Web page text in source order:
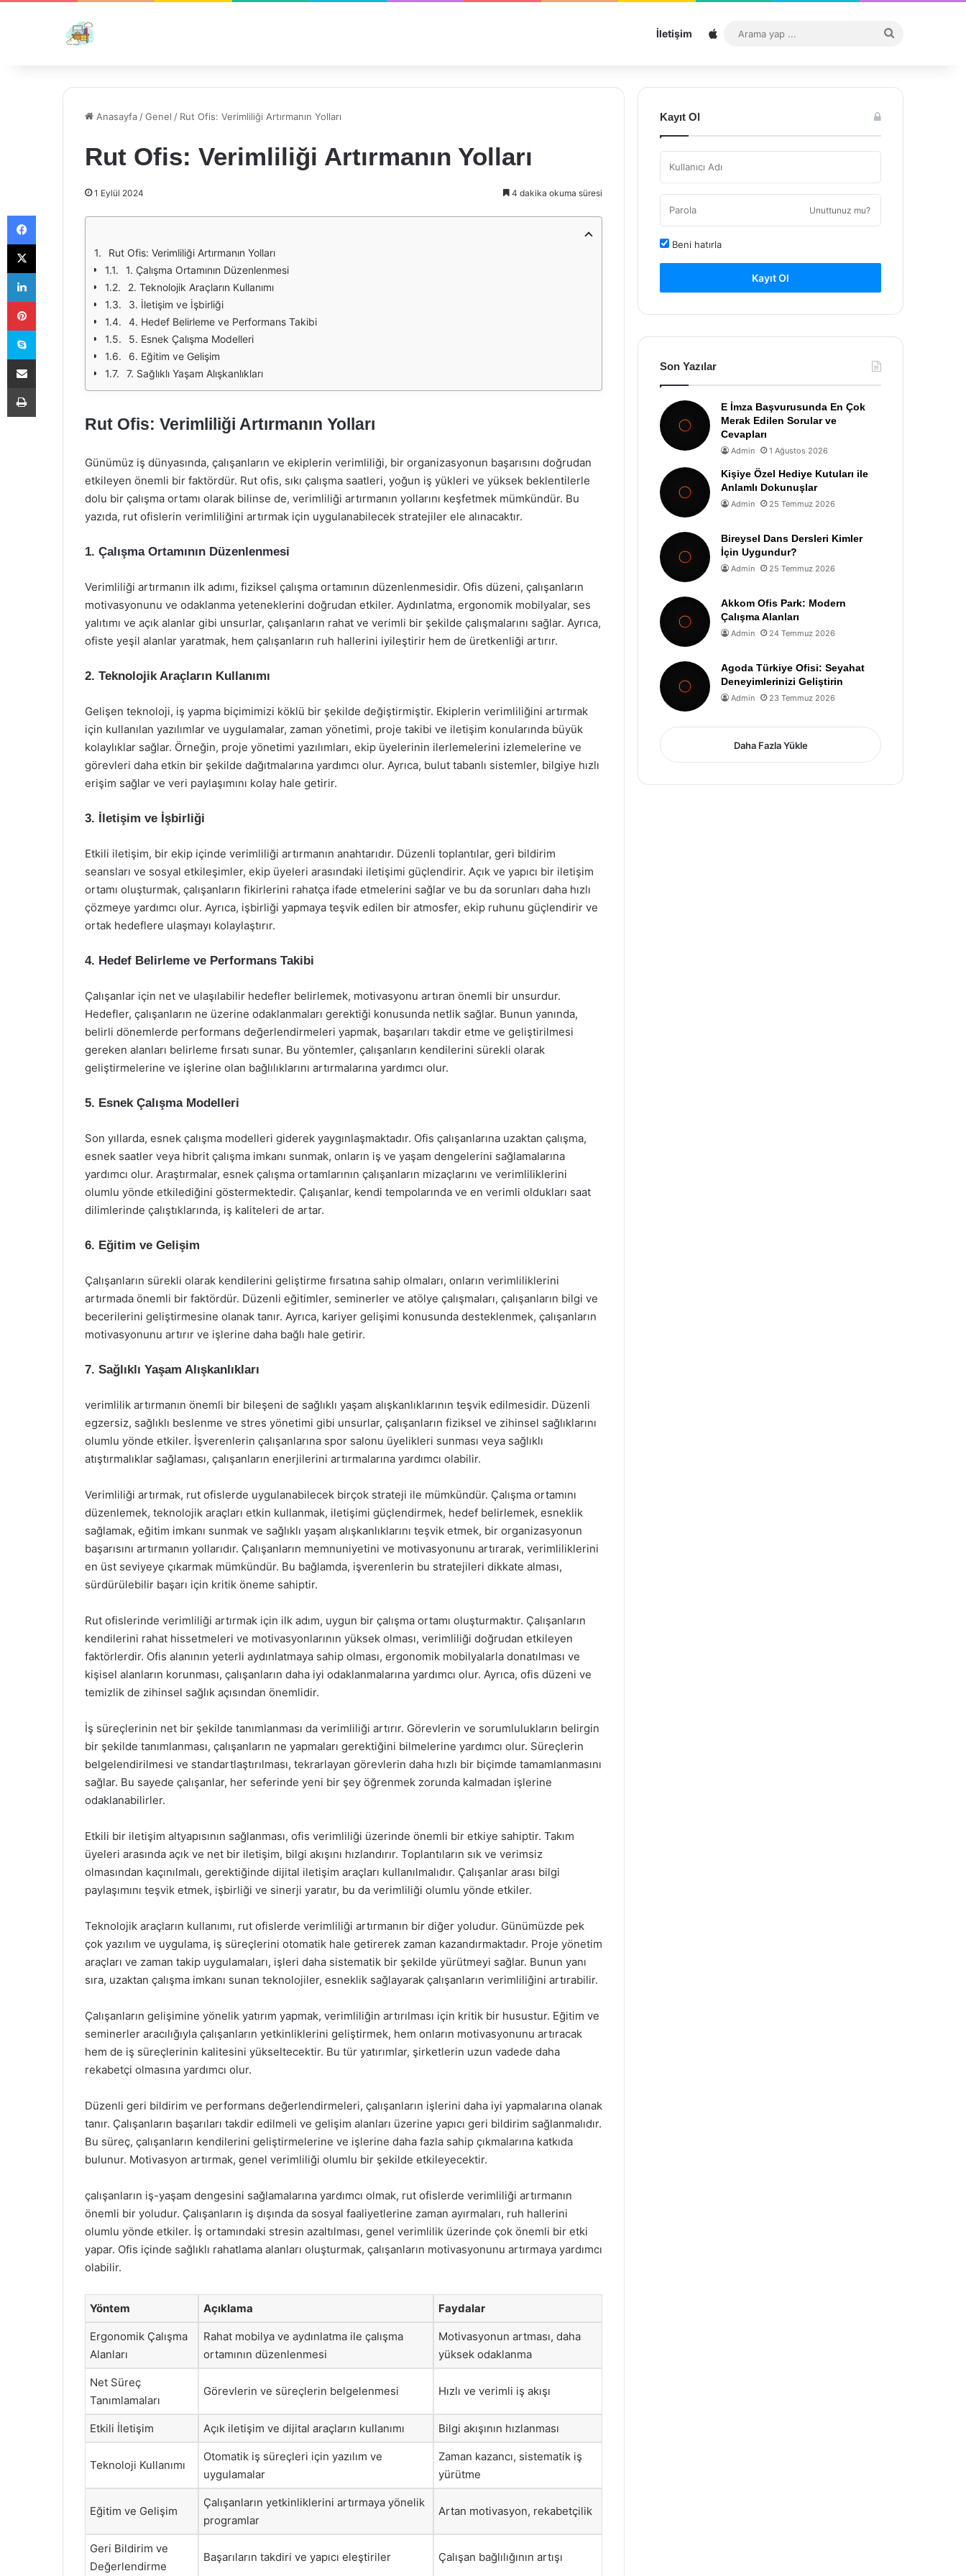
İletişim Sitemap
...
Anasayfa /Genel / Rut Ofis: Verimliliği Artırmanın Yolları
Rut Ofis: Verimliliği Artırmanın Yolları
1 Eylül 2024 4 dakika okuma süresi
Rut Ofis: Verimliliği Artırmanın Yolları
1. Çalışma Ortamının Düzenlenmesi
2. Teknolojik Araçların Kullanımı
3. İletişim ve İşbirliği
4. Hedef Belirleme ve Performans Takibi
5. Esnek Çalışma Modelleri
6. Eğitim ve Gelişim
7. Sağlıklı Yaşam Alışkanlıkları
Rut Ofis: Verimliliği Artırmanın Yolları
Günümüz iş dünyasında, çalışanların ve ekiplerin verimliliği, bir organizasyonun başarısını doğrudan
etkileyen önemli bir faktördür. Rut ofis, sıkı çalışma saatleri, yoğun iş yükleri ve yüksek beklentilerle
dolu bir çalışma ortamı olarak bilinse de, verimliliği artırmanın yollarını keşfetmek mümkündür. Bu
yazıda, rut ofislerin verimliliğini artırmak için uygulanabilecek stratejiler ele alınacaktır.
1. Çalışma Ortamının Düzenlenmesi
Verimliliği artırmanın ilk adımı, fiziksel çalışma ortamının düzenlenmesidir. Ofis düzeni, çalışanların
motivasyonunu ve odaklanma yeteneklerini doğrudan etkiler. Aydınlatma, ergonomik mobilyalar, ses
yalıtımı ve açık alanlar gibi unsurlar, çalışanların rahat ve verimli bir şekilde çalışmalarını sağlar. Ayrıca,
ofiste yeşil alanlar yaratmak, hem çalışanların ruh hallerini iyileştirir hem de üretkenliği artırır.
2. Teknolojik Araçların Kullanımı
Gelişen teknoloji, iş yapma biçimimizi köklü bir şekilde değiştirmiştir. Ekiplerin verimliliğini artırmak
için kullanılan yazılımlar ve uygulamalar, zaman yönetimi, proje takibi ve iletişim konularında büyük
kolaylıklar sağlar. Örneğin, proje yönetimi yazılımları, ekip üyelerinin ilerlemelerini izlemelerine ve
görevleri daha etkin bir şekilde dağıtmalarına yardımcı olur. Ayrıca, bulut tabanlı sistemler, bilgiye hızlı
erişim sağlar ve veri paylaşımını kolay hale getirir.
3. İletişim ve İşbirliği
Etkili iletişim, bir ekip içinde verimliliği artırmanın anahtarıdır. Düzenli toplantılar, geri bildirim
seansları ve sosyal etkileşimler, ekip üyeleri arasındaki iletişimi güçlendirir. Açık ve yapıcı bir iletişim
ortamı oluşturmak, çalışanların fikirlerini rahatça ifade etmelerini sağlar ve bu da sorunları daha hızlı
çözmeye yardımcı olur. Ayrıca, işbirliği yapmaya teşvik edilen bir atmosfer, ekip ruhunu güçlendirir ve
ortak hedeflere ulaşmayı kolaylaştırır.
4. Hedef Belirleme ve Performans Takibi
Çalışanlar için net ve ulaşılabilir hedefler belirlemek, motivasyonu artıran önemli bir unsurdur.
Hedefler, çalışanların ne üzerine odaklanmaları gerektiği konusunda netlik sağlar. Bunun yanında,
belirli dönemlerde performans değerlendirmeleri yapmak, başarıları takdir etme ve geliştirilmesi
gereken alanları belirleme fırsatı sunar. Bu yöntemler, çalışanların kendilerini sürekli olarak
geliştirmelerine ve işlerine olan bağlılıklarını artırmalarına yardımcı olur.
5. Esnek Çalışma Modelleri
Son yıllarda, esnek çalışma modelleri giderek yaygınlaşmaktadır. Ofis çalışanlarına uzaktan çalışma,
esnek saatler veya hibrit çalışma imkanı sunmak, onların iş ve yaşam dengelerini sağlamalarına
yardımcı olur. Araştırmalar, esnek çalışma ortamlarının çalışanların mizaçlarını ve verimliliklerini
olumlu yönde etkilediğini göstermektedir. Çalışanlar, kendi tempolarında ve en verimli oldukları saat
dilimlerinde çalıştıklarında, iş kaliteleri de artar.
6. Eğitim ve Gelişim
Çalışanların sürekli olarak kendilerini geliştirme fırsatına sahip olmaları, onların verimliliklerini
artırmada önemli bir faktördür. Düzenli eğitimler, seminerler ve atölye çalışmaları, çalışanların bilgi ve
becerilerini geliştirmesine olanak tanır. Ayrıca, kariyer gelişimi konusunda desteklenmek, çalışanların
motivasyonunu artırır ve işlerine daha bağlı hale getirir.
7. Sağlıklı Yaşam Alışkanlıkları
verimlilik artırmanın önemli bir bileşeni de sağlıklı yaşam alışkanlıklarının teşvik edilmesidir. Düzenli
egzersiz, sağlıklı beslenme ve stres yönetimi gibi unsurlar, çalışanların fiziksel ve zihinsel sağlıklarını
olumlu yönde etkiler. İşverenlerin çalışanlarına spor salonu üyelikleri sunması veya sağlıklı
atıştırmalıklar sağlaması, çalışanların enerjilerini artırmalarına yardımcı olabilir.
Verimliliği artırmak, rut ofislerde uygulanabilecek birçok strateji ile mümkündür. Çalışma ortamını
düzenlemek, teknolojik araçları etkin kullanmak, iletişimi güçlendirmek, hedef belirlemek, esneklik
sağlamak, eğitim imkanı sunmak ve sağlıklı yaşam alışkanlıklarını teşvik etmek, bir organizasyonun
başarısını artırmanın yollarıdır. Çalışanların memnuniyetini ve motivasyonunu artırarak, verimliliklerini
en üst seviyeye çıkarmak mümkündür. Bu bağlamda, işverenlerin bu stratejileri dikkate alması,
sürdürülebilir başarı için kritik öneme sahiptir.
Rut ofislerinde verimliliği artırmak için ilk adım, uygun bir çalışma ortamı oluşturmaktır. Çalışanların
kendilerini rahat hissetmeleri ve motivasyonlarının yüksek olması, verimliliği doğrudan etkileyen
faktörlerdir. Ofis alanının yeterli aydınlatmaya sahip olması, ergonomik mobilyalarla donatılması ve
kişisel alanların korunması, çalışanların daha iyi odaklanmalarına yardımcı olur. Ayrıca, ofis düzeni ve
temizlik de zihinsel sağlık açısından önemlidir.
İş süreçlerinin net bir şekilde tanımlanması da verimliliği artırır. Görevlerin ve sorumlulukların belirgin
bir şekilde tanımlanması, çalışanların ne yapmaları gerektiğini bilmelerine yardımcı olur. Süreçlerin
belgelendirilmesi ve standartlaştırılması, tekrarlayan görevlerin daha hızlı bir biçimde tamamlanmasını
sağlar. Bu sayede çalışanlar, her seferinde yeni bir şey öğrenmek zorunda kalmadan işlerine
odaklanabilirler.
Etkili bir iletişim altyapısının sağlanması, ofis verimliliği üzerinde önemli bir etkiye sahiptir. Takım
üyeleri arasında açık ve net bir iletişim, bilgi akışını hızlandırır. Toplantıların sık ve verimsiz
olmasından kaçınılmalı, gerektiğinde dijital iletişim araçları kullanılmalıdır. Çalışanlar arası bilgi
paylaşımını teşvik etmek, işbirliği ve sinerji yaratır, bu da verimliliği olumlu yönde etkiler.
Teknolojik araçların kullanımı, rut ofislerde verimliliği artırmanın bir diğer yoludur. Günümüzde pek
çok yazılım ve uygulama, iş süreçlerini otomatik hale getirerek zaman kazandırmaktadır. Proje yönetim
araçları ve zaman takip uygulamaları, işleri daha sistematik bir şekilde yürütmeyi sağlar. Bunun yanı
sıra, uzaktan çalışma imkanı sunan teknolojiler, esneklik sağlayarak çalışanların verimliliğini artırabilir.
Çalışanların gelişimine yönelik yatırım yapmak, verimliliğin artırılması için kritik bir husustur. Eğitim ve
seminerler aracılığıyla çalışanların yetkinliklerini geliştirmek, hem onların motivasyonunu artıracak
hem de iş süreçlerinin kalitesini yükseltecektir. Bu tür yatırımlar, şirketlerin uzun vadede daha
rekabetçi olmasına yardımcı olur.
Düzenli geri bildirim ve performans değerlendirmeleri, çalışanların işlerini daha iyi yapmalarına olanak
tanır. Çalışanların başarıları takdir edilmeli ve gelişim alanları üzerine yapıcı geri bildirim sağlanmalıdır.
Bu süreç, çalışanların kendilerini geliştirmelerine ve işlerine daha fazla sahip çıkmalarına katkıda
bulunur. Motivasyon artırmak, genel verimliliği olumlu bir şekilde etkileyecektir.
çalışanların iş-yaşam dengesini sağlamalarına yardımcı olmak, rut ofislerde verimliliği artırmanın
önemli bir yoludur. Çalışanların iş dışında da sosyal faaliyetlerine zaman ayırmaları, ruh hallerini
olumlu yönde etkiler. İş ortamındaki stresin azaltılması, genel verimlilik üzerinde çok önemli bir etki
yapar. Ofis içinde sağlıklı rahatlama alanları oluşturmak, çalışanların motivasyonunu artırmaya yardımcı
olabilir.
Yöntem Açıklama Faydalar
Ergonomik Çalışma
Alanları
Rahat mobilya ve aydınlatma ile çalışma
ortamının düzenlenmesi
Motivasyonun artması, daha
yüksek odaklanma
Net Süreç
Tanımlamaları
Görevlerin ve süreçlerin belgelenmesi Hızlı ve verimli iş akışı
Etkili İletişim Açık iletişim ve dijital araçların kullanımı Bilgi akışının hızlanması
Teknoloji Kullanımı
Otomatik iş süreçleri için yazılım ve
uygulamalar
Zaman kazancı, sistematik iş
yürütme
Eğitim ve Gelişim
Çalışanların yetkinliklerini artırmaya yönelik
programlar
Artan motivasyon, rekabetçilik
Geri Bildirim ve
Değerlendirme
Başarıların takdiri ve yapıcı eleştiriler Çalışan bağlılığının artışı
Kayıt Ol
Unuttunuz mu?
Beni hatırla
Kayıt Ol
Son Yazılar
E İmza Başvurusunda En Çok
Merak Edilen Sorular ve
Cevapları
Admin 1 Ağustos 2026
Kişiye Özel Hediye Kutuları ile
Anlamlı Dokunuşlar
Admin 25 Temmuz 2026
Bireysel Dans Dersleri Kimler
İçin Uygundur?
Admin 25 Temmuz 2026
Akkom Ofis Park: Modern
Çalışma Alanları
Admin 24 Temmuz 2026
Agoda Türkiye Ofisi: Seyahat
Deneyimlerinizi Geliştirin
Admin 23 Temmuz 2026
Daha Fazla Yükle
Facebook
X
LinkedIn
Pinterest
Skype
E-Posta ile paylaş